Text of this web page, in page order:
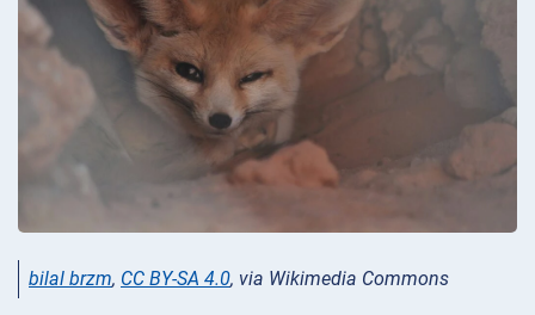
bilal brzm, CC BY-SA 4.0, via Wikimedia Commons